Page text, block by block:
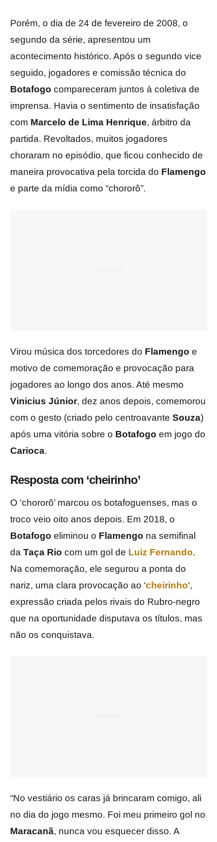
Porém, o dia de 24 de fevereiro de 2008, o
segundo da série, apresentou um
acontecimento histórico. Após o segundo vice
seguido, jogadores e comissão técnica do
Botafogo compareceram juntos à coletiva de
imprensa. Havia o sentimento de insatisfação
com Marcelo de Lima Henrique, árbitro da
partida. Revoltados, muitos jogadores
choraram no episódio, que ficou conhecido de
maneira provocativa pela torcida do Flamengo
e parte da mídia como “chororô”.
Virou música dos torcedores do Flamengo e
motivo de comemoração e provocação para
jogadores ao longo dos anos. Até mesmo
Vinicius Júnior, dez anos depois, comemorou
com o gesto (criado pelo centroavante Souza)
após uma vitória sobre o Botafogo em jogo do
Carioca.
Resposta com ‘cheirinho’
O ‘chororô’ marcou os botafoguenses, mas o
troco veio oito anos depois. Em 2018, o
Botafogo eliminou o Flamengo na semifinal
da Taça Rio com um gol de Luiz Fernando.
Na comemoração, ele segurou a ponta do
nariz, uma clara provocação ao ‘cheirinho‘,
expressão criada pelos rivais do Rubro-negro
que na oportunidade disputava os títulos, mas
não os conquistava.
“No vestiário os caras já brincaram comigo, ali
no dia do jogo mesmo. Foi meu primeiro gol no
Maracanã, nunca vou esquecer disso. A